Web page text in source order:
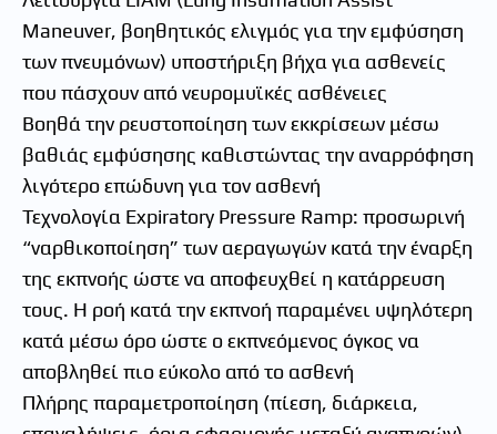
Maneuver, βοηθητικός ελιγμός για την εμφύσηση
των πνευμόνων) υποστήριξη βήχα για ασθενείς
που πάσχουν από νευρομυϊκές ασθένειες
Βοηθά την ρευστοποίηση των εκκρίσεων μέσω
βαθιάς εμφύσησης καθιστώντας την αναρρόφηση
λιγότερο επώδυνη για τον ασθενή
Τεχνολογία Expiratory Pressure Ramp: προσωρινή
“ναρθικοποίηση” των αεραγωγών κατά την έναρξη
της εκπνοής ώστε να αποφευχθεί η κατάρρευση
τους. Η ροή κατά την εκπνοή παραμένει υψηλότερη
κατά μέσω όρο ώστε ο εκπνεόμενος όγκος να
αποβληθεί πιο εύκολο από το ασθενή
Πλήρης παραμετροποίηση (πίεση, διάρκεια,